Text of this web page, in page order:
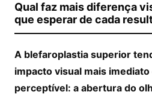
Qual faz mais diferença
que esperar de cada
A blefaroplastia superior
impacto visual mais
perceptível: a abertura do